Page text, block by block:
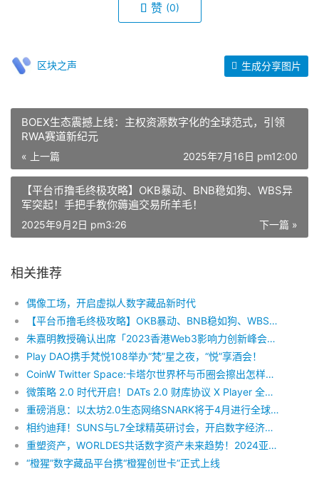
赞 (0)
区块之声 生成分享图片
BOEX生态震撼上线：主权资源数字化的全球范式，引领
RWA赛道新纪元
« 上一篇 2025年7月16日 pm12:00
【平台币撸毛终极攻略】OKB暴动、BNB稳如狗、WBS异
军突起！手把手教你薅遍交易所羊毛！
下一篇 »
2025年9月2日 pm3:26
相关推荐
偶像工场，开启虚拟人数字藏品新时代
【平台币撸毛终极攻略】OKB暴动、BNB稳如狗、WBS异军突起！手把手教你薅遍交易所羊毛！
朱嘉明教授确认出席「2023香港Web3影响力创新峰会」并发表主题演讲
Play DAO携手梵悦108举办“梵”星之夜，“悦”享酒会！
CoinW Twitter Space:卡塔尔世界杯与币圈会擦出怎样的火花？
微策略 2.0 时代开启！DATs 2.0 财库协议 X Player 全球节点认购正式启动
重磅消息：以太坊2.0生态网络SNARK将于4月进行全球巡回路演
相约迪拜！SUNS与L7全球精英研讨会，开启数字经济新生态,SUNS震撼起航！
重塑资产，WORLDES共话数字资产未来趋势！2024亚太RWA数字高峰论坛盛大开幕
“橙猩”数字藏品平台携“橙猩创世卡”正式上线